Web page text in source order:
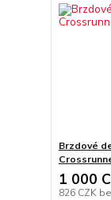
Brzdové
1 000
826 CZK